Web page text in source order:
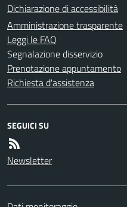
Dichiarazione di accessibilità
Amministrazione trasparente
Leggi le FAQ
Segnalazione disservizio
Prenotazione appuntamento
Richiesta d'assistenza
SEGUICI SU
Newsletter